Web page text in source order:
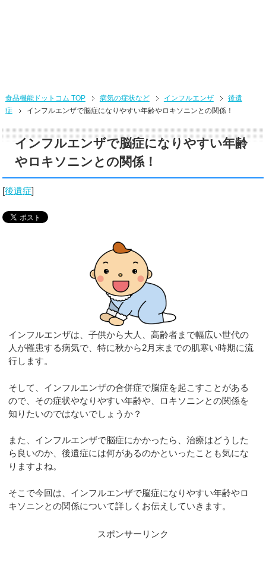
食品機能ドットコム TOP 病気の症状など インフルエンザ
後遺
症
インフルエンザで脳症になりやすい年齢やロキソニンとの関係！
インフルエンザで脳症になりやすい年齢
やロキソニンとの関係！
[後遺症]
インフルエンザは、子供から大人、高齢者まで幅広い世代の
人が罹患する病気で、特に秋から2月末までの肌寒い時期に流
行します。
そして、インフルエンザの合併症で脳症を起こすことがある
ので、その症状やなりやすい年齢や、ロキソニンとの関係を
知りたいのではないでしょうか？
また、インフルエンザで脳症にかかったら、治療はどうした
ら良いのか、後遺症には何があるのかといったことも気にな
りますよね。
そこで今回は、インフルエンザで脳症になりやすい年齢やロ
キソニンとの関係について詳しくお伝えしていきます。
スポンサーリンク